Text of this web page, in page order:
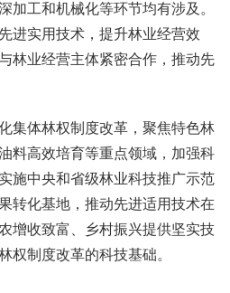
加工和机械化等环节均有涉及。
进实用技术，提升林业经营效
林业经营主体紧密合作，推动先
体林权制度改革，聚焦特色林
料高效培育等重点领域，加强科
施中央和省级林业科技推广示范
转化基地，推动先进适用技术在
增收致富、乡村振兴提供坚实技
权制度改革的科技基础。